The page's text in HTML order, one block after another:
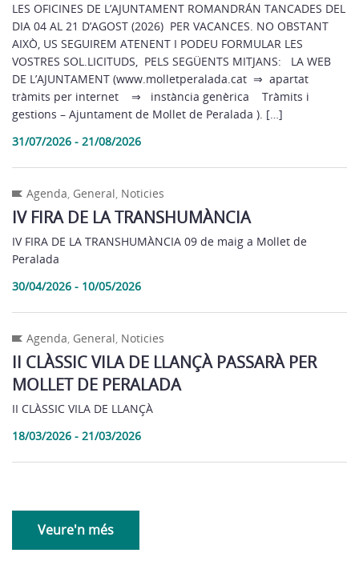
LES OFICINES DE L’AJUNTAMENT ROMANDRÁN TANCADES DEL
DIA 04 AL 21 D’AGOST (2026) PER VACANCES. NO OBSTANT
AIXÒ, US SEGUIREM ATENENT I PODEU FORMULAR LES
VOSTRES SOL.LICITUDS, PELS SEGÜENTS MITJANS: LA WEB
DE L’AJUNTAMENT (www.molletperalada.cat ⇒ apartat
tràmits per internet ⇒ instància genèrica Tràmits i
gestions – Ajuntament de Mollet de Peralada ). […]
31/07/2026 - 21/08/2026
Agenda, General, Noticies
IV FIRA DE LA TRANSHUMÀNCIA
IV FIRA DE LA TRANSHUMÀNCIA 09 de maig a Mollet de
Peralada
30/04/2026 - 10/05/2026
Agenda, General, Noticies
II CLÀSSIC VILA DE LLANÇÀ PASSARÀ PER
MOLLET DE PERALADA
II CLÀSSIC VILA DE LLANÇÀ
18/03/2026 - 21/03/2026
Veure'n més